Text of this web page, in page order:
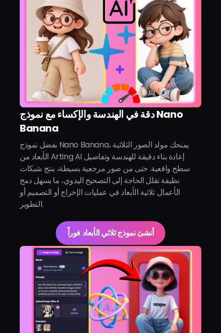
دقة في الهندسة والإكساء مع نموذج Nano
Banana
بفضل نموذج Nano Banana، يمنحك مولد الصور الثلاثية
الأبعاد من Arting AI إعادة بناء دقيقة للهندسة وتفاصيل
سطح واقعية. حتى من صور مرجعية بسيطة، ينتج شبكات
نظيفة تقلل الحاجة إلى التصحيح اليدوي، ما يسهل دمج
الأعمال ثلاثية الأبعاد في عمليات الإخراج أو التصميم أو
التطوير.
أنشئ نموذج ثلاثي الأبعاد فوراً